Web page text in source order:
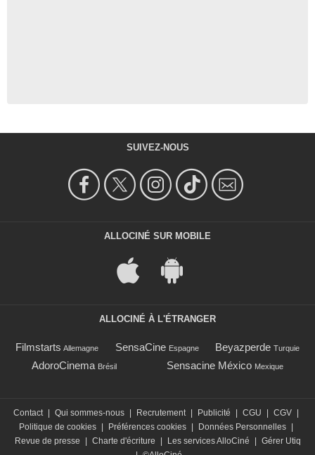
SUIVEZ-NOUS
ALLOCINÉ SUR MOBILE
ALLOCINÉ À L'ÉTRANGER
Filmstarts Allemagne SensaCine Espagne Beyazperde Turquie
AdoroCinema Brésil Sensacine México Mexique
Contact Qui sommes-nous Recrutement Publicité CGU CGV
Politique de cookies
Préférences cookies Données Personnelles
Revue de presse
Charte d'écriture Les services AlloCiné
Gérer Utiq